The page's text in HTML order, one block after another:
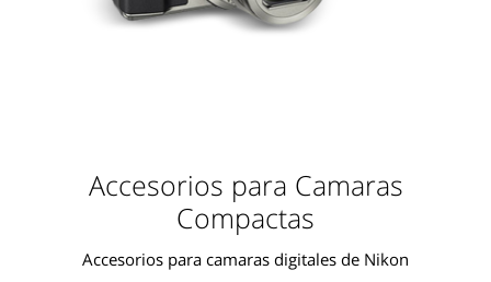
Accesorios para Camaras
Compactas
Accesorios para camaras digitales de Nikon